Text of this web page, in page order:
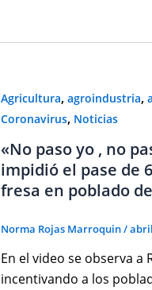
Agricultura, agroindustria,
Coronavirus, Noticias
«No paso yo , no
impidió el pase de
fresa en poblado
Norma Rojas Marroquin/
En el video se observa a
incentivando a los